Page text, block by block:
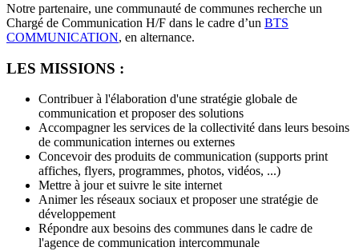
Notre partenaire, une communauté de communes recherche un
Chargé de Communication H/F dans le cadre d’un BTS
COMMUNICATION, en alternance.
LES MISSIONS :
Contribuer à l'élaboration d'une stratégie globale de
communication et proposer des solutions
Accompagner les services de la collectivité dans leurs besoins
de communication internes ou externes
Concevoir des produits de communication (supports print
affiches, flyers, programmes, photos, vidéos, ...)
Mettre à jour et suivre le site internet
Animer les réseaux sociaux et proposer une stratégie de
développement
Répondre aux besoins des communes dans le cadre de
l'agence de communication intercommunale